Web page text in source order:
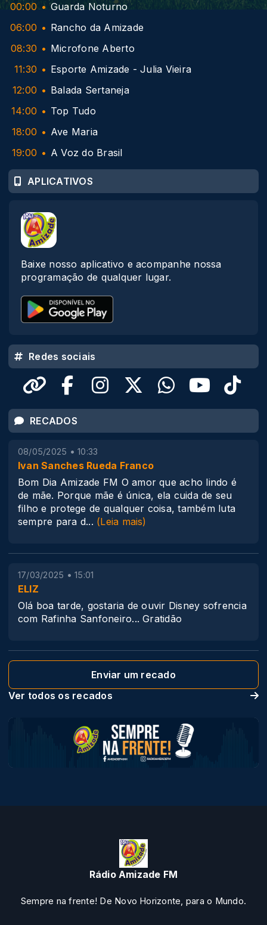
00:00
Guarda Noturno
06:00
Rancho da Amizade
08:30
Microfone Aberto
11:30
Esporte Amizade - Julia Vieira
12:00
Balada Sertaneja
14:00
Top Tudo
18:00
Ave Maria
19:00
A Voz do Brasil
APLICATIVOS
Baixe nosso aplicativo e acompanhe nossa
programação de qualquer lugar.
Redes sociais
RECADOS
Ivan Sanches Rueda Franco
08/05/2025 • 10:33
Bom Dia Amizade FM O amor que acho lindo é
de mãe. Porque mãe é única, ela cuida de seu
filho e protege de qualquer coisa, também luta
sempre para d... (Leia mais)
ELIZ
17/03/2025 • 15:01
Olá boa tarde, gostaria de ouvir Disney sofrencia
com Rafinha Sanfoneiro... Gratidão
Enviar um recado
Ver todos os recados
Rádio Amizade FM
Sempre na frente! De Novo Horizonte, para o Mundo.